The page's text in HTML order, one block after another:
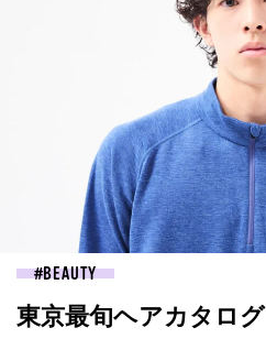
BEAUTY
東京最旬ヘアカタログ